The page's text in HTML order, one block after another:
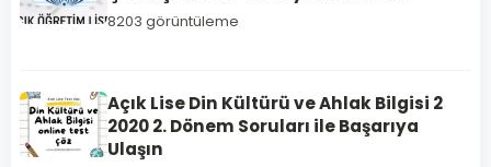
8203 görüntüleme
Açık Lise Din Kültürü ve Ahlak Bilgisi 2
2020 2. Dönem Soruları ile Başarıya
Ulaşın